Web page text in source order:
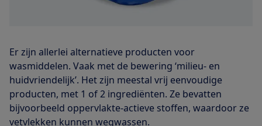
Er zijn allerlei alternatieve producten voor
wasmiddelen. Vaak met de bewering ‘milieu- en
huidvriendelijk’. Het zijn meestal vrij eenvoudige
producten, met 1 of 2 ingrediënten. Ze bevatten
bijvoorbeeld oppervlakte-actieve stoffen, waardoor ze
vetvlekken kunnen wegwassen.